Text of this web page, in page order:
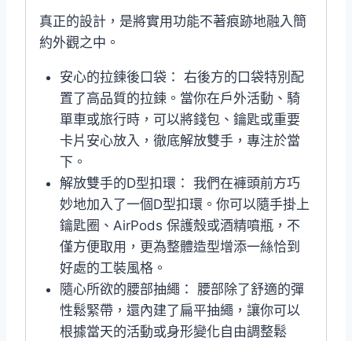
真正的設計，是將實用功能不著痕跡地融入簡
約外觀之中。
安心的拉鍊後口袋： 右後方的口袋特別配
置了高品質的拉鍊。當你在戶外活動、騎
單車或旅行時，可以將錢包、鑰匙或重要
卡片安心放入，徹底解放雙手，專注於當
下。
解放雙手的D型扣環： 我們在褲頭前方巧
妙地加入了一個D型扣環。你可以隨手掛上
鑰匙圈、AirPods 保護殼或酒精噴瓶，不
僅方便取用，更為整體造型增添一絲恰到
好處的工裝風格。
隨心所欲的腰部抽繩： 腰部除了舒適的彈
性鬆緊帶，還內建了扁平抽繩，讓你可以
根據當天的活動或身形變化自由調整鬆